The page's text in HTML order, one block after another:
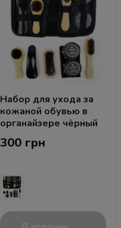
Набор для ухода за
кожаной обувью в
органайзере чёрный
300 грн